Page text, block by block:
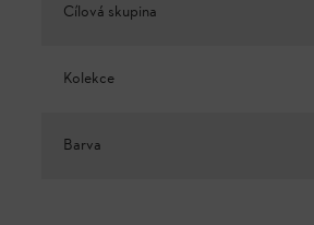
Cílová skupina
Kolekce
Barva